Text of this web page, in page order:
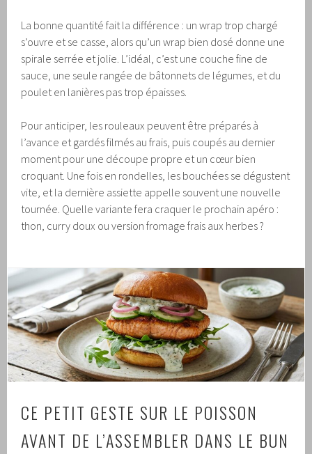
La bonne quantité fait la différence : un wrap trop chargé
s’ouvre et se casse, alors qu’un wrap bien dosé donne une
spirale serrée et jolie. L’idéal, c’est une couche fine de
sauce, une seule rangée de bâtonnets de légumes, et du
poulet en lanières pas trop épaisses.
Pour anticiper, les rouleaux peuvent être préparés à
l’avance et gardés filmés au frais, puis coupés au dernier
moment pour une découpe propre et un cœur bien
croquant. Une fois en rondelles, les bouchées se dégustent
vite, et la dernière assiette appelle souvent une nouvelle
tournée. Quelle variante fera craquer le prochain apéro :
thon, curry doux ou version fromage frais aux herbes ?
CE PETIT GESTE SUR LE POISSON
AVANT DE L’ASSEMBLER DANS LE BUN